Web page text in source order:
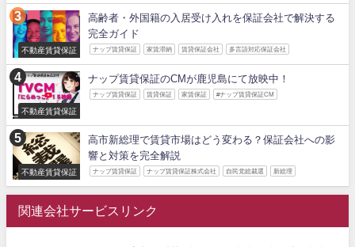
不動産賃貸保証
高齢者・外国籍の入居受け入れを保証会社で解決する
完全ガイド
ナップ賃貸保証 家賃滞納 賃貸保証会社 多言語対応保証会社
不動産賃貸保証
ナップ賃貸保証のCMが鹿児島にて放映中！
ナップ賃貸保証 賃貸保証 家賃保証 #ナップ賃貸保証CM
不動産賃貸保証
高市新総理で賃貸市場はどう変わる？保証会社への影
響と対策を完全解説
ナップ賃貸保証 ナップ賃貸保証株式会社 自民党総裁選 新総理
関連会社サービスリンク